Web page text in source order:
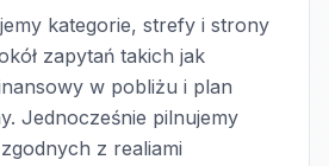
kategorie, strefy i strony
zapytań takich jak
w pobliżu i plan
Jednocześnie pilnujemy
z realiami